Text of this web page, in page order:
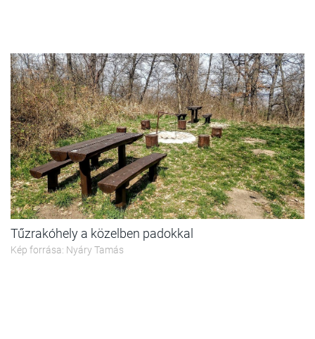
Tűzrakóhely a közelben padokkal
Kép forrása: Nyáry Tamás